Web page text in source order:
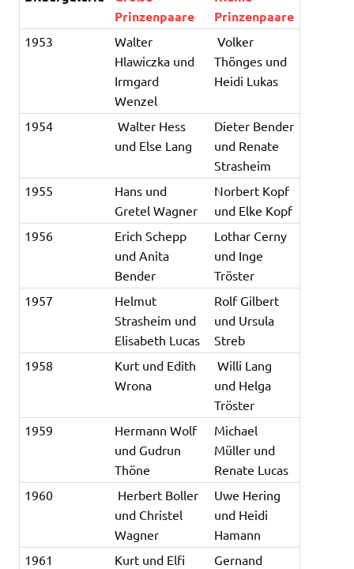
Prinzenpaare
Prinzenpaare
1953
Walter
Hlawiczka und
Irmgard
Wenzel
Volker
Thönges und
Heidi Lukas
1954
Walter Hess
und Else Lang
Dieter Bender
und Renate
Strasheim
1955
Hans und
Gretel Wagner
Norbert Kopf
und Elke Kopf
1956
Erich Schepp
und Anita
Bender
Lothar Cerny
und Inge
Tröster
1957
Helmut
Strasheim und
Elisabeth Lucas
Rolf Gilbert
und Ursula
Streb
1958
Kurt und Edith
Wrona
Willi Lang
und Helga
Tröster
1959
Hermann Wolf
und Gudrun
Thöne
Michael
Müller und
Renate Lucas
1960
Herbert Boller
und Christel
Wagner
Uwe Hering
und Heidi
Hamann
1961
Kurt und Elfi
Gernand